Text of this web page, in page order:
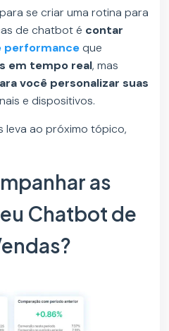
se criar uma rotina para
de chatbot é contar
performance que
em tempo real, mas
você personalizar suas
e dispositivos.
leva ao próximo tópico,
as
Chatbot de